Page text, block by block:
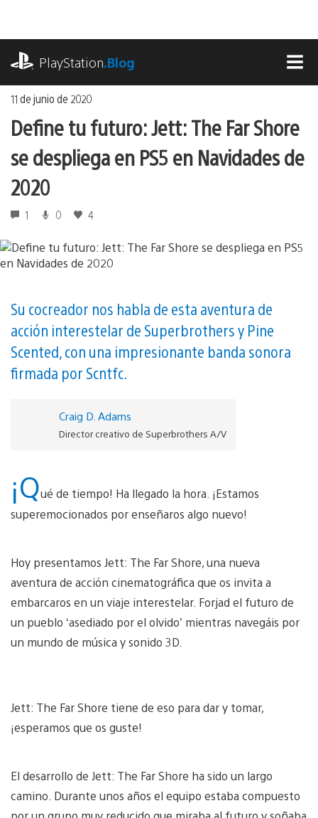
contenido
PlayStation.Blog
11 de junio de 2020
Define tu futuro: Jett: The Far Shore
se despliega en PS5 en Navidades de
2020
1 0 4
Su cocreador nos habla de esta aventura de
acción interestelar de Superbrothers y Pine
Scented, con una impresionante banda sonora
firmada por Scntfc.
Craig D. Adams
Director creativo de Superbrothers A/V
¡Qué de tiempo! Ha llegado la hora. ¡Estamos
superemocionados por enseñaros algo nuevo!
Hoy presentamos Jett: The Far Shore, una nueva
aventura de acción cinematográfica que os invita a
embarcaros en un viaje interestelar. Forjad el futuro de
un pueblo ‘asediado por el olvido’ mientras navegáis por
un mundo de música y sonido 3D.
Jett: The Far Shore tiene de eso para dar y tomar,
¡esperamos que os guste!
El desarrollo de Jett: The Far Shore ha sido un largo
camino. Durante unos años el equipo estaba compuesto